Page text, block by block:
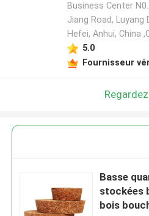
Business Center
Jiang Road, Luyang
Hefei, Anhui, China
5.0
Fournisseur
Basse
stockées
bois